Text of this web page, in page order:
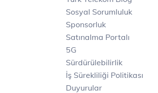
Sosyal Sorumluluk
Sponsorluk
Satınalma Portalı
5G
Sürdürülebilirlik
İş Sürekliliği Politikası
Duyurular